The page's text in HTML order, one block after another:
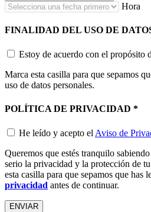
Hora
FINALIDAD DEL USO DE
Estoy de acuerdo con el propósito
Marca esta casilla para que sepamos
uso de datos personales.
POLÍTICA DE PRIVACIDAD *
He leído y acepto el Aviso de
Queremos que estés tranquilo
serio la privacidad y la protección de
esta casilla para que sepamos que has
privacidad antes de continuar.
ENVIAR